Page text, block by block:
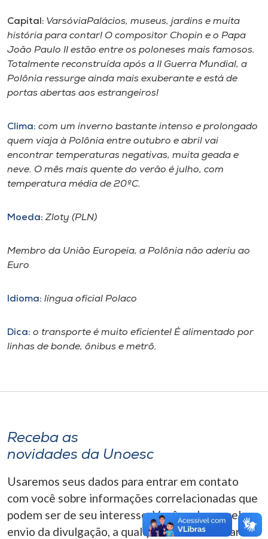
I.nova
Diplomados
Cultura
CPA
Biblioteca
Store
o idioma
A+
A-
Capital: VarsóviaPalácios, museus, jardins e muita
história para contar! O compositor Chopin e o Papa
João Paulo II estão entre os poloneses mais famosos.
Totalmente reconstruída após a II Guerra Mundial, a
Polônia ressurge ainda mais exuberante e está de
portas abertas aos estrangeiros!
Clima: com um inverno bastante intenso e prolongado
quem viaja à Polônia entre outubro e abril vai
encontrar temperaturas negativas, muita geada e
neve. O mês mais quente do verão é julho, com
temperatura média de 20ºC.
Moeda: Zloty (PLN)
Membro da União Europeia, a Polônia não aderiu ao
Euro
Idioma: língua oficial Polaco
Dica: o transporte é muito eficiente! É alimentado por
linhas de bonde, ônibus e metrô.
Receba as
novidades da Unoesc
Usaremos seus dados para entrar em contato
com você sobre informações correlacionadas que
podem ser de seu interesse. Você pode cancelar o
envio da divulgação, a qualquer momento. Para